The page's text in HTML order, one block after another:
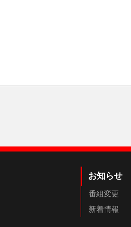
お知らせ
番組変更
新着情報